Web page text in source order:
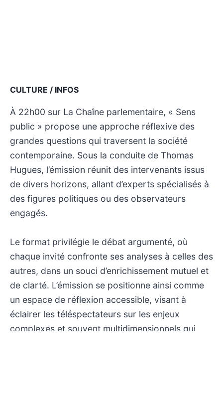
CULTURE / INFOS
À 22h00 sur La Chaîne parlementaire, « Sens
public » propose une approche réflexive des
grandes questions qui traversent la société
contemporaine. Sous la conduite de Thomas
Hugues, l’émission réunit des intervenants issus
de divers horizons, allant d’experts spécialisés à
des figures politiques ou des observateurs
engagés.
Le format privilégie le débat argumenté, où
chaque invité confronte ses analyses à celles des
autres, dans un souci d’enrichissement mutuel et
de clarté. L’émission se positionne ainsi comme
un espace de réflexion accessible, visant à
éclairer les téléspectateurs sur les enjeux
complexes et souvent multidimensionnels qui